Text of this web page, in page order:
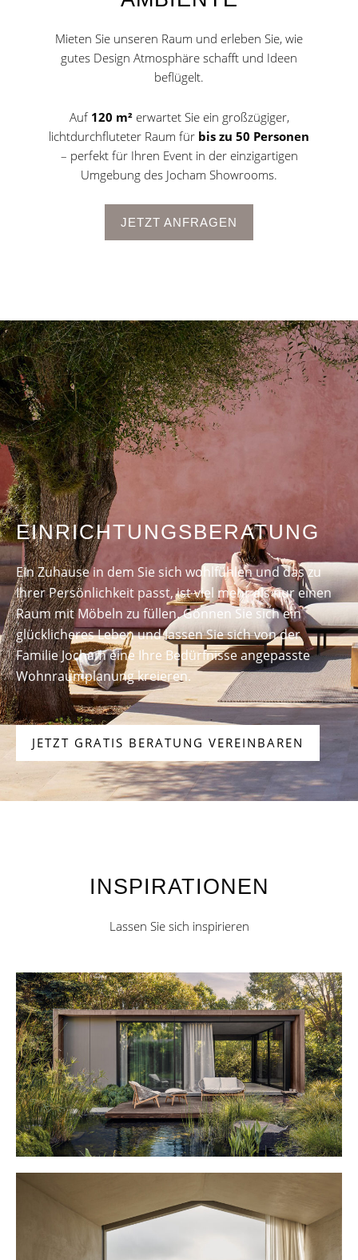
Mieten Sie unseren Raum und erleben Sie, wie
gutes Design Atmosphäre schafft und Ideen
beflügelt.
Auf 120 m²erwartet Sie ein großzügiger,
lichtdurchfluteter Raum für bis zu 50 Personen
– perfekt für Ihren Event in der einzigartigen
Umgebung des Jocham Showrooms.
JETZT ANFRAGEN
EINRICHTUNGS­BERATUNG
Ein Zuhause in dem Sie sich wohlfühlen und das zu
Ihrer Persönlichkeit passt, ist viel mehr als nur einen
Raum mit Möbeln zu füllen. Gönnen Sie sich ein
glücklicheres Leben und lassen Sie sich von der
Familie Jocham eine Ihre Bedürfnisse angepasste
Wohnraumplanung kreieren.
JETZT GRATIS BERATUNG VEREINBAREN
INSPIRATIONEN
Lassen Sie sich inspirieren